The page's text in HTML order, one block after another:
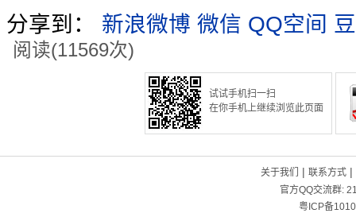
分享到： 新浪微博 微信 QQ空间
阅读(11569次)
试试手机扫一扫
在你手机上继续浏览此页面
关于我们 | 联系方式|
官方QQ交流群:
粤ICP备